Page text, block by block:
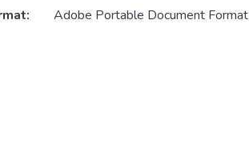
Adobe Portable Document Format